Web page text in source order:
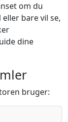
om du
bare vil se,
dine
bruger: